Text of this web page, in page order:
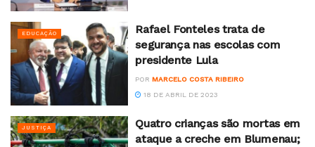
EDUCAÇÃO
Rafael Fonteles trata de
segurança nas escolas com
presidente Lula
POR MARCELO COSTA RIBEIRO
18 DE ABRIL DE 2023
JUSTIÇA
Quatro crianças são mortas em
ataque a creche em Blumenau;